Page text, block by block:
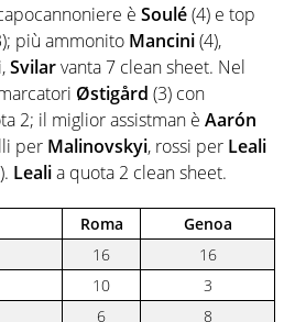
è Soulé(4) e top
più ammonito Mancini(4),
Svilarvanta 7 clean sheet. Nel
Østigård (3) con
2; il miglior assistman è Aarón
per Malinovskyi, rossi per Leali
Lealia quota 2 clean sheet.
Roma
Genoa
16
16
10
3
6
8